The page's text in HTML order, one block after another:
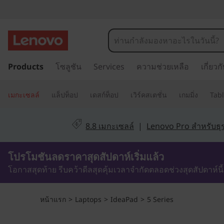
d
e
a
P
d
5
i
า
ไ
นื้
อ
ห
า
Products โซลูชัน Services ความช่วยเหลือ เกี่ยว
เมกะเซลล์ แล็ปท็อป เดสก์ท็อป เวิร์คสเตชั่น เกมมิ่ง
8.8 เมกะเซลล์ | Lenovo Pro สำหรับธุ
โปรโมชันลดราคาสุดสัปดาห์เริ่มแล้ว
โอกาสสุดท้าย รีบคว้าดีลสุดคุ้มเวลาจำกัดตลอดช่วงสุดสัปดาห์นี้
0วัน13ชั่วโมง34นาที36วินาที
หน้าแรก > Laptops > IdeaPad > 5 Series